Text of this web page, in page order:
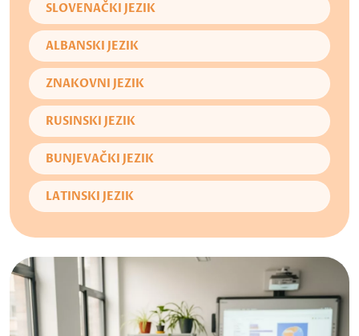
SLOVENAČKI JEZIK
ALBANSKI JEZIK
ZNAKOVNI JEZIK
RUSINSKI JEZIK
BUNJEVAČKI JEZIK
LATINSKI JEZIK